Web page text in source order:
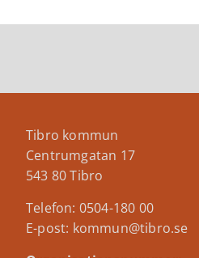
Tibro kommun
Centrumgatan 17
543 80 Tibro
Telefon: 0504-180 00
E-post: kommun@tibro.se